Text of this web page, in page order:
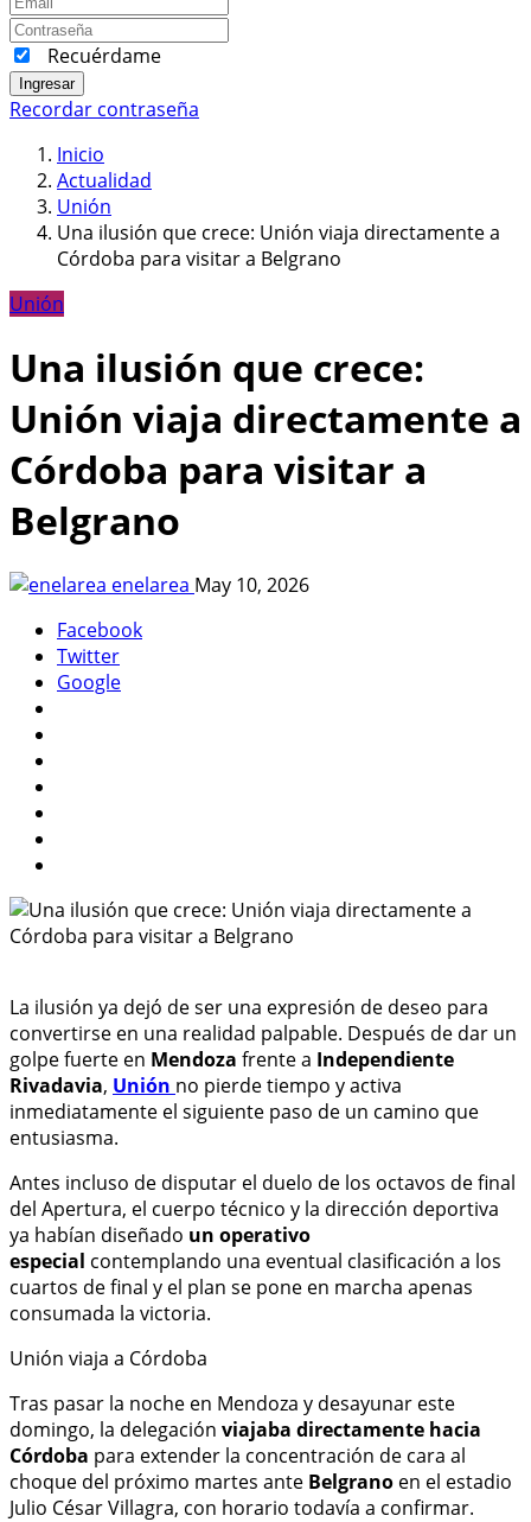
Recuérdame
Ingresar
Recordar contraseña
Inicio
Actualidad
Unión
Una ilusión que crece: Unión viaja directamente a
Córdoba para visitar a Belgrano
Unión
Una ilusión que crece:
Unión viaja directamente a
Córdoba para visitar a
Belgrano
enelarea May 10, 2026
Facebook
Twitter
Google
La ilusión ya dejó de ser una expresión de deseo para
convertirse en una realidad palpable. Después de dar un
golpe fuerte en Mendoza frente a Independiente
Rivadavia, Unión no pierde tiempo y activa
inmediatamente el siguiente paso de un camino que
entusiasma.
Antes incluso de disputar el duelo de los octavos de final
del Apertura, el cuerpo técnico y la dirección deportiva
ya habían diseñado un operativo
especial contemplando una eventual clasificación a los
cuartos de final y el plan se pone en marcha apenas
consumada la victoria.
Unión viaja a Córdoba
Tras pasar la noche en Mendoza y desayunar este
domingo, la delegación viajaba directamente hacia
Córdoba para extender la concentración de cara al
choque del próximo martes ante Belgrano en el estadio
Julio César Villagra, con horario todavía a confirmar.